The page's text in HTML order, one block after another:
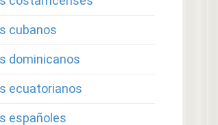
cubanos
dominicanos
ecuatorianos
españoles